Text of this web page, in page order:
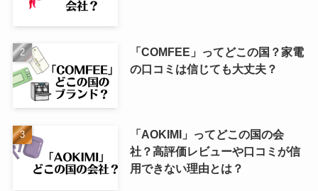
「COMFEE」ってどこの国？家電
の口コミは信じても大丈夫？
「AOKIMI」ってどこの国の会
社？高評価レビューや口コミが信
用できない理由とは？